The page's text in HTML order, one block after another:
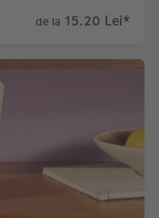
de la 15.20 Lei*